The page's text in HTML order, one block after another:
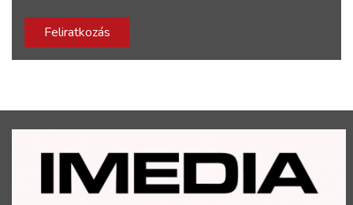
Feliratkozás